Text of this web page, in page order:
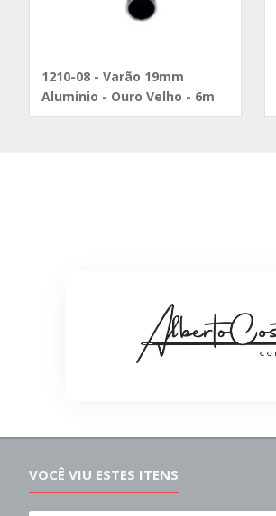
1210-08 - Varão 19mm
Aluminio - Ouro Velho - 6m
VOCÊ VIU ESTES ITENS